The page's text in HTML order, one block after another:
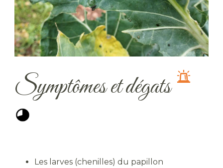
Symptômes et dégats
Les larves (chenilles) du papillon